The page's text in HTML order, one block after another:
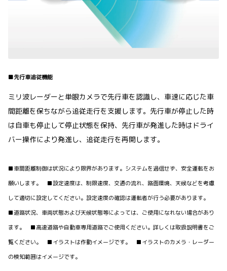
■先行車追従機能
ミリ波レーダーと単眼カメラで先行車を認識し、車速に応じた車
間距離を保ちながら追従走行を支援します。先行車が停止した時
は自車も停止して停止状態を保持、先行車が発進した時はドライ
バー操作により発進し、追従走行を再開します。
■車間距離制御は状況により限界があります。システムを過信せず、安全運転をお
願いします。 ■設定速度は、制限速度、交通の流れ、路面環境、天候などを考慮
して適切に設定してください。設定速度の確認は運転者が行う必要があります。
■道路状況、車両状態および天候状態等によっては、ご使用になれない場合があり
ます。 ■高速道路や自動車専用道路でご使用ください。詳しくは取扱説明書をご
覧ください。 ■イラストは作動イメージです。 ■イラストのカメラ・レーダー
の検知範囲はイメージです。